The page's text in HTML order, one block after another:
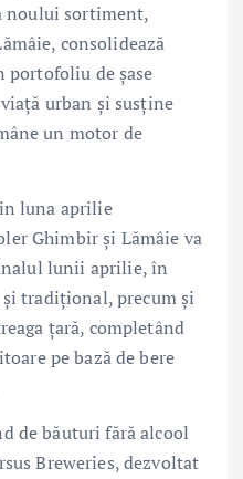
noului sortiment,
consolidează
de șase
urban și susține
un motor de
luna aprilie
Ghimbir și Lămâie va
lunii aprilie, în
tradițional, precum și
țară, completând
pe bază de bere
de băuturi fără alcool
Breweries, dezvoltat